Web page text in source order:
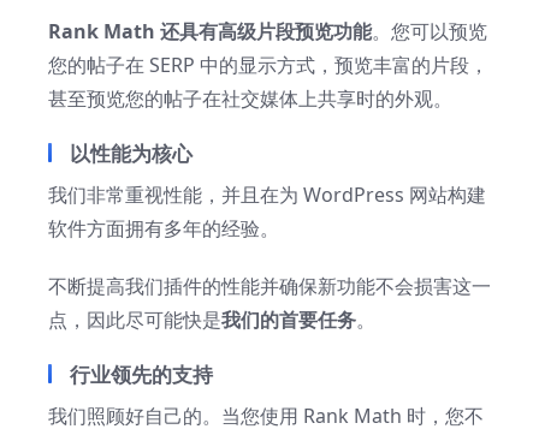
Rank Math 还具有高级片段预览功能。您可以预览
您的帖子在 SERP 中的显示方式，预览丰富的片段，
甚至预览您的帖子在社交媒体上共享时的外观。
以性能为核心
我们非常重视性能，并且在为 WordPress 网站构建
软件方面拥有多年的经验。
不断提高我们插件的性能并确保新功能不会损害这一
点，因此尽可能快是我们的首要任务。
行业领先的支持
我们照顾好自己的。当您使用 Rank Math 时，您不